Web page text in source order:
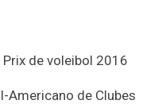
de voleibol 2016
Americano de Clubes